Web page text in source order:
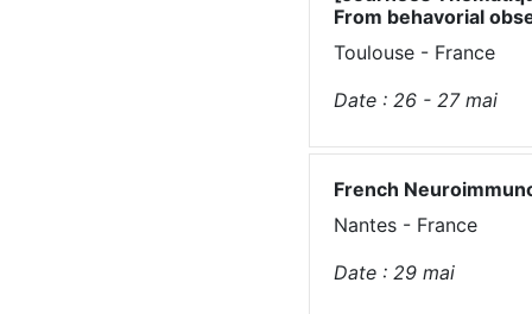
From behavorial
Toulouse - France
Date : 26 - 27 mai
French
Nantes - France
Date : 29 mai